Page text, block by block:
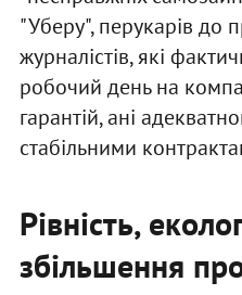
"Уберу", перукарів до
журналістів, які
робочий день на
гарантій, ані
стабільними
Рівність,
збільшення